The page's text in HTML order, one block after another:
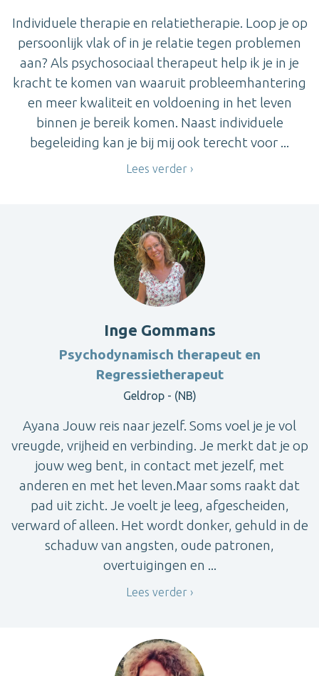
Individuele therapie en relatietherapie. Loop je op
persoonlijk vlak of in je relatie tegen problemen
aan? Als psychosociaal therapeut help ik je in je
kracht te komen van waaruit probleemhantering
en meer kwaliteit en voldoening in het leven
binnen je bereik komen. Naast individuele
begeleiding kan je bij mij ook terecht voor ...
Lees verder
Inge Gommans
Psychodynamisch therapeut en
Regressietherapeut
Geldrop - (NB)
Ayana Jouw reis naar jezelf. Soms voel je je vol
vreugde, vrijheid en verbinding. Je merkt dat je op
jouw weg bent, in contact met jezelf, met
anderen en met het leven.Maar soms raakt dat
pad uit zicht. Je voelt je leeg, afgescheiden,
verward of alleen. Het wordt donker, gehuld in de
schaduw van angsten, oude patronen,
overtuigingen en ...
Lees verder